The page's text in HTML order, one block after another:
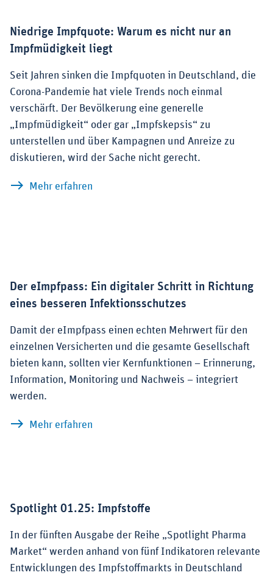
Niedrige Impfquote: Warum es nicht nur an
Impfmüdigkeit liegt
Seit Jahren sinken die Impfquoten in Deutschland, die
Corona-Pandemie hat viele Trends noch einmal
verschärft. Der Bevölkerung eine generelle
„Impfmüdigkeit“ oder gar „Impfskepsis“ zu
unterstellen und über Kampagnen und Anreize zu
diskutieren, wird der Sache nicht gerecht.
Mehr erfahren
Der eImpfpass: Ein digitaler Schritt in Richtung
eines besseren Infektionsschutzes
Damit der eImpfpass einen echten Mehrwert für den
einzelnen Versicherten und die gesamte Gesellschaft
bieten kann, sollten vier Kernfunktionen – Erinnerung,
Information, Monitoring und Nachweis – integriert
werden.
Mehr erfahren
Spotlight 01.25: Impfstoffe
In der fünften Ausgabe der Reihe „Spotlight Pharma
Market“ werden anhand von fünf Indikatoren relevante
Entwicklungen des Impfstoffmarkts in Deutschland